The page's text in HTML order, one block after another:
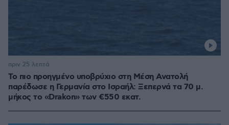
Το πιο προηγμένο υποβρύχιο στη Μέση Ανατολή
παρέδωσε η Γερμανία στο Ισραήλ: Ξεπερνά τα 70 μ.
μήκος το «Drakon» των €550 εκατ.
πριν 25 λεπτά